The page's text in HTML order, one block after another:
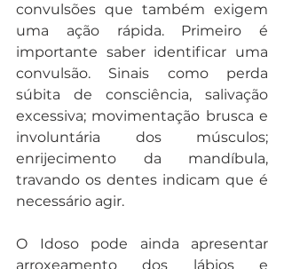
convulsões que também exigem
uma ação rápida. Primeiro é
importante saber identificar uma
convulsão. Sinais como perda
súbita de consciência, salivação
excessiva; movimentação brusca e
involuntária dos músculos;
enrijecimento da mandíbula,
travando os dentes indicam que é
necessário agir.
O Idoso pode ainda apresentar
arroxeamento dos lábios e